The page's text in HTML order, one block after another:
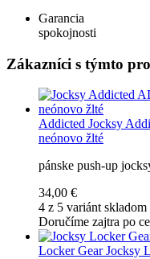
Garancia
spokojnosti
Zákazníci s týmto
Addicted Jocksy
neónovo žlté
pánske push-up
34,00 €
4 z 5 variánt skladom
Doručíme zajtra po
Locker Gear Jocksy